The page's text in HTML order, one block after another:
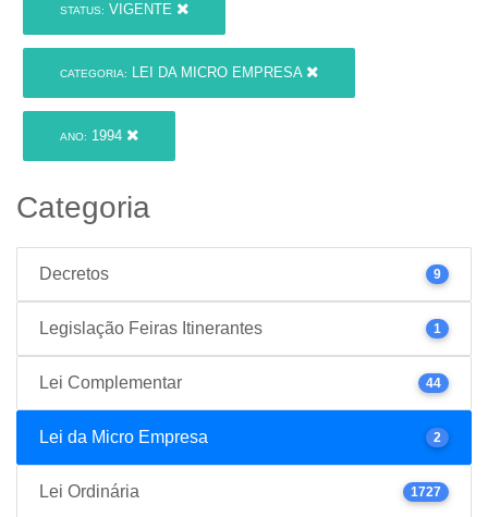
STATUS: VIGENTE
CATEGORIA: LEI DA MICRO EMPRESA
ANO: 1994
Categoria
Decretos 9
Legislação Feiras Itinerantes 1
Lei Complementar 44
Lei da Micro Empresa 2
Lei Ordinária 1727